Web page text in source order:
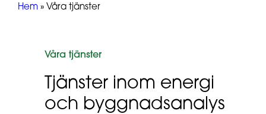
Hem »Våra tjänster
Våra tjänster
Tjänster inom energi
och byggnadsanalys